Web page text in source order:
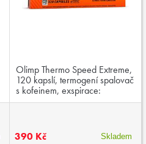
Olimp Thermo Speed Extreme,
120 kapslí, termogení spalovač
s kofeinem, exspirace:
11.10.2025
390 Kč Skladem